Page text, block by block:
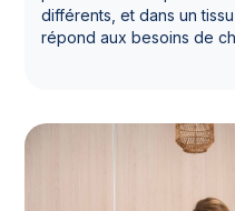
différents, et dans un
répond aux besoins de